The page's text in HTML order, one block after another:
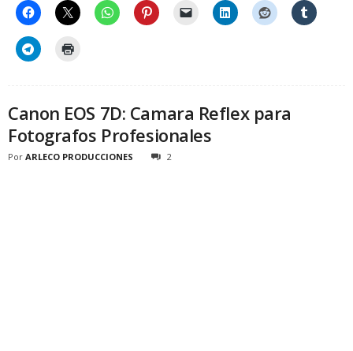
Canon EOS 7D: Camara Reflex para
Fotografos Profesionales
Por ARLECO PRODUCCIONES 2